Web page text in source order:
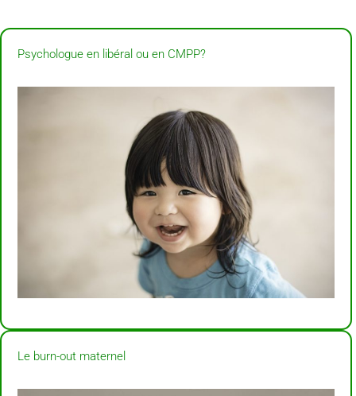
Psychologue en libéral ou en CMPP?
Le burn-out maternel